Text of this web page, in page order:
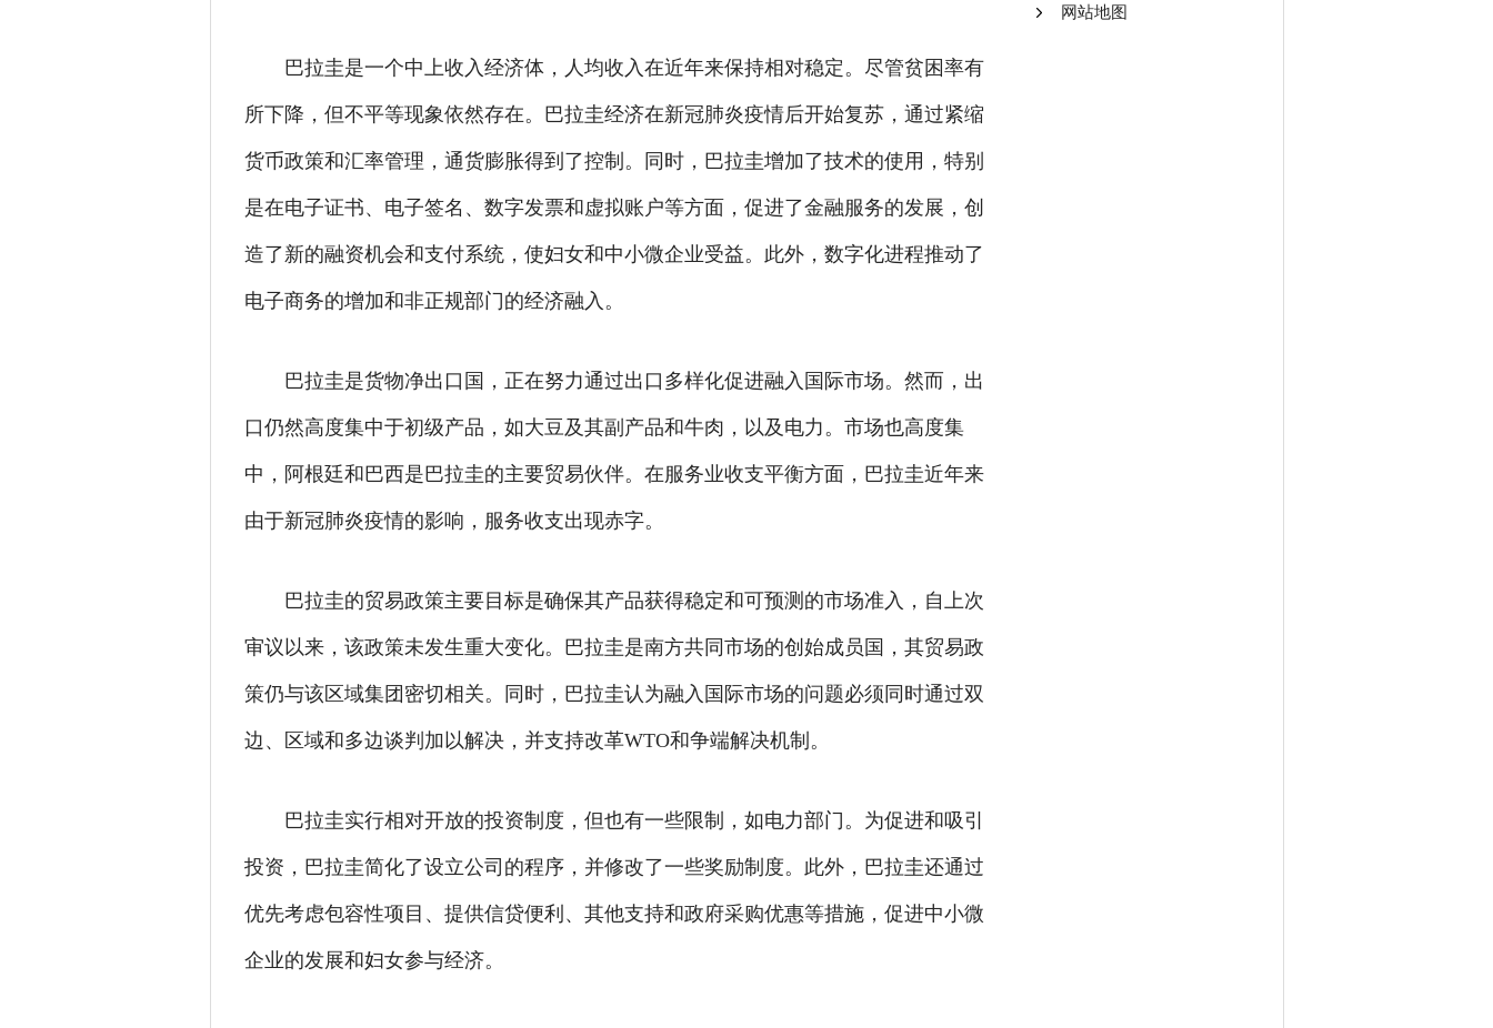
巴拉圭是一个中上收入经济体，人均收入在近年来保持相对稳定。尽管贫困率有
所下降，但不平等现象依然存在。巴拉圭经济在新冠肺炎疫情后开始复苏，通过紧缩
货币政策和汇率管理，通货膨胀得到了控制。同时，巴拉圭增加了技术的使用，特别
是在电子证书、电子签名、数字发票和虚拟账户等方面，促进了金融服务的发展，创
造了新的融资机会和支付系统，使妇女和中小微企业受益。此外，数字化进程推动了
电子商务的增加和非正规部门的经济融入。
巴拉圭是货物净出口国，正在努力通过出口多样化促进融入国际市场。然而，出
口仍然高度集中于初级产品，如大豆及其副产品和牛肉，以及电力。市场也高度集
中，阿根廷和巴西是巴拉圭的主要贸易伙伴。在服务业收支平衡方面，巴拉圭近年来
由于新冠肺炎疫情的影响，服务收支出现赤字。
巴拉圭的贸易政策主要目标是确保其产品获得稳定和可预测的市场准入，自上次
审议以来，该政策未发生重大变化。巴拉圭是南方共同市场的创始成员国，其贸易政
策仍与该区域集团密切相关。同时，巴拉圭认为融入国际市场的问题必须同时通过双
边、区域和多边谈判加以解决，并支持改革WTO和争端解决机制。
巴拉圭实行相对开放的投资制度，但也有一些限制，如电力部门。为促进和吸引
投资，巴拉圭简化了设立公司的程序，并修改了一些奖励制度。此外，巴拉圭还通过
优先考虑包容性项目、提供信贷便利、其他支持和政府采购优惠等措施，促进中小微
企业的发展和妇女参与经济。
网站地图